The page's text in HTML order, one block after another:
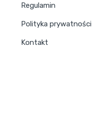
Regulamin
Polityka prywatności
Kontakt